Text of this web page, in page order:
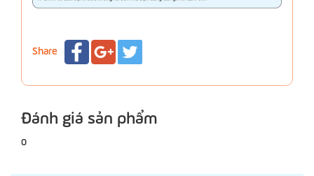
Share
Đánh giá sản phẩm
0